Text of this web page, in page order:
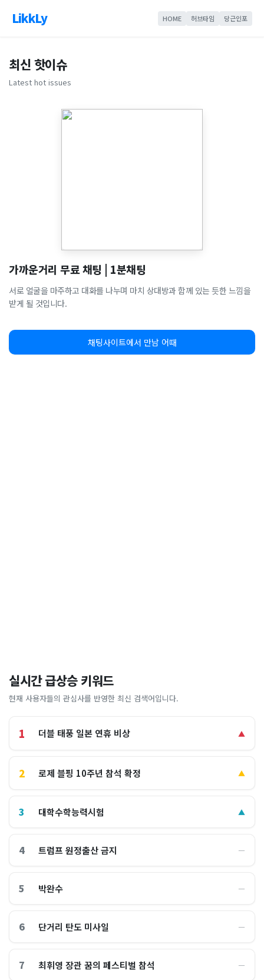
LikkLy HOME 허브타임 당근인포
최신 핫이슈
Latest hot issues
가까운거리 무료 채팅 | 1분채팅
서로 얼굴을 마주하고 대화를 나누며 마치 상대방과 함께 있는 듯한 느낌을
받게 될 것입니다.
채팅사이트에서 만남 어때
실시간 급상승 키워드
현재 사용자들의 관심사를 반영한 최신 검색어입니다.
1 더블 태풍 일본 연휴 비상 ▲
2 로제 블핑 10주년 참석 확정 ▲
3 대학수학능력시험 ▲
4 트럼프 원정출산 금지 ―
5 박완수 ―
6 단거리 탄도 미사일 ―
7 최휘영 장관 꿈의 페스티벌 참석 ―